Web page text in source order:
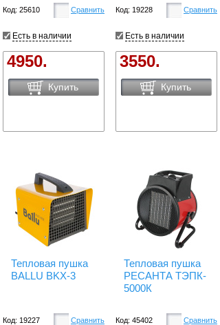
Код: 25610 Сравнить
Есть в наличии
4950.
Купить
Код: 19228 Сравнить
Есть в наличии
3550.
Купить
Тепловая пушка
BALLU BKX-3
Код: 19227 Сравнить
Тепловая пушка
РЕСАНТА ТЭПК-
5000К
Код: 45402 Сравнить